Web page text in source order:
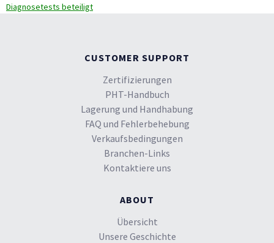
Diagnosetests beteiligt
CUSTOMER SUPPORT
Zertifizierungen
PHT-Handbuch
Lagerung und Handhabung
FAQ und Fehlerbehebung
Verkaufsbedingungen
Branchen-Links
Kontaktiere uns
ABOUT
Übersicht
Unsere Geschichte